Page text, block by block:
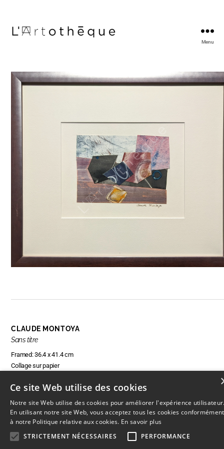
Menu
CLAUDE MONTOYA
Sans titre
Framed: 36.4 x 41.4 cm
Collage sur papier
ENQUIRE ABOUT THIS ARTWORK
Ce site Web utilise des cookies
Notre site Web utilise des cookies pour améliorer l'expérience
En utilisant notre site Web, vous acceptez tous les cookies conformément
à notre Politique relative aux cookies. En savoir plus
STRICTEMENT NÉCESSAIRES
PERFORMANCE